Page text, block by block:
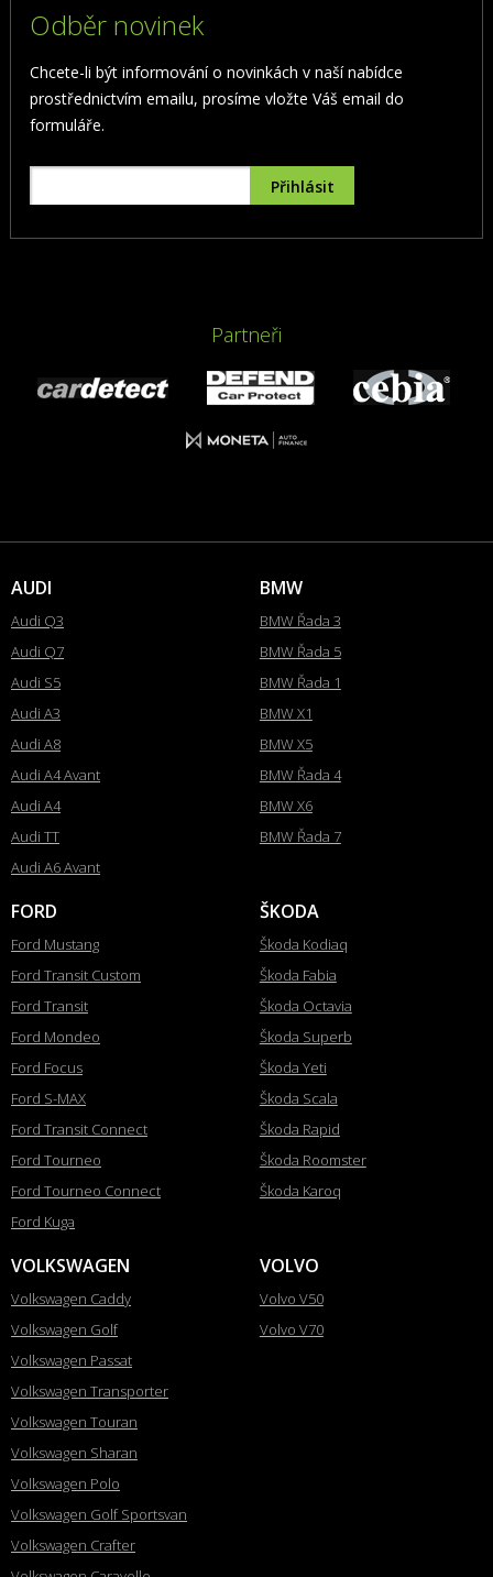
Odběr novinek
Chcete-li být informování o novinkách v naší nabídce
prostřednictvím emailu, prosíme vložte Váš email do
formuláře.
Partneři
AUDI
Audi Q3
Audi Q7
Audi S5
Audi A3
Audi A8
Audi A4 Avant
Audi A4
Audi TT
Audi A6 Avant
BMW
BMW Řada 3
BMW Řada 5
BMW Řada 1
BMW X1
BMW X5
BMW Řada 4
BMW X6
BMW Řada 7
FORD
Ford Mustang
Ford Transit Custom
Ford Transit
Ford Mondeo
Ford Focus
Ford S-MAX
Ford Transit Connect
Ford Tourneo
Ford Tourneo Connect
Ford Kuga
ŠKODA
Škoda Kodiaq
Škoda Fabia
Škoda Octavia
Škoda Superb
Škoda Yeti
Škoda Scala
Škoda Rapid
Škoda Roomster
Škoda Karoq
VOLKSWAGEN
Volkswagen Caddy
Volkswagen Golf
Volkswagen Passat
Volkswagen Transporter
Volkswagen Touran
Volkswagen Sharan
Volkswagen Polo
Volkswagen Golf Sportsvan
Volkswagen Crafter
VOLVO
Volvo V50
Volvo V70